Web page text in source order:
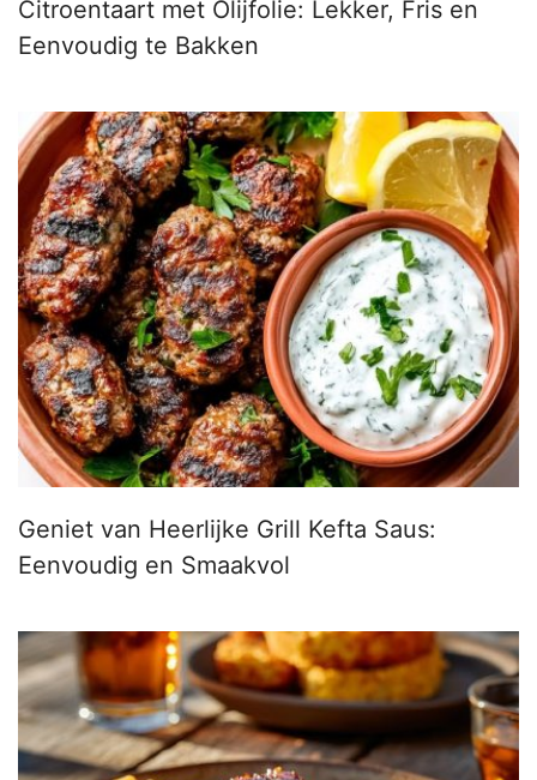
Citroentaart met Olijfolie: Lekker, Fris en
Eenvoudig te Bakken
Geniet van Heerlijke Grill Kefta Saus:
Eenvoudig en Smaakvol